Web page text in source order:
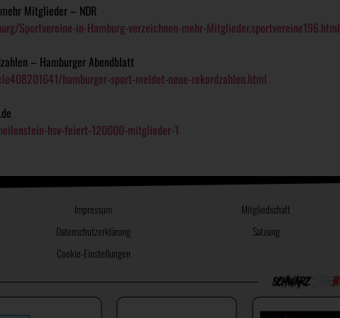
Mitglieder – NDR
Sportvereine-in-Hamburg-verzeichnen-mehr-Mitglieder,sportvereine196.html
– Hamburger Abendblatt
hamburger-sport-meldet-neue-rekordzahlen.html
hsv-feiert-120000-mitglieder-1
Impressum
Datenschutzerklärung
Cookie-Einstellungen
Mitgliedschaft
Satzung